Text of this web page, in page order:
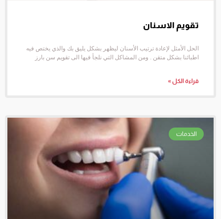
تقويم الاسنان
الحل الأمثل لإعادة ترتيب الأسنان ليظهر بشكل يليق بك والذي يختص فيه
اطبائنا بشكل متقن . ومن المشاكل التي نلجأ فيها الى تقويم سن بارز
قراءة الكل »
الخدمات